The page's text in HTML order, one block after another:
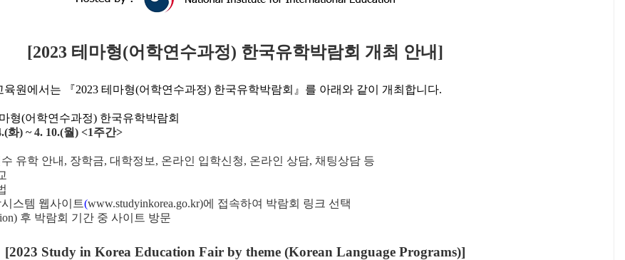
[2023 테마형(어학연수과정) 한국유학박람회 개최 안내 ]
육원에서는 『2023 테마형(어학연수과정) 한국유학박람회』를 아래와 같이 개최합니다.
형(어학연수과정) 한국유학박람회
화) ~ 4. 10.(월) <1주간>
유학 안내 , 장학금, 대학정보 , 온라인 입학신청, 온라인 상담, 채팅상담 등
스템 웹사이트(www.studyinkorea.go.kr)에 접속하여 박람회 링크 선택
후 박람회 기간 중 사이트 방문
[2023 Study in Korea Education Fair by theme (Korean Language Programs)]